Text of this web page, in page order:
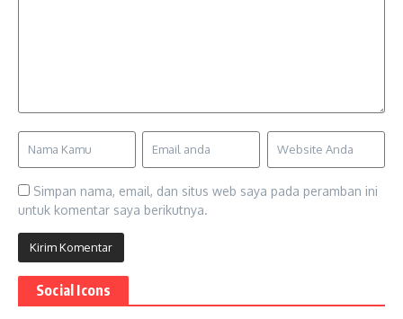
Simpan nama, email, dan situs web saya pada peramban ini
untuk komentar saya berikutnya.
Social Icons